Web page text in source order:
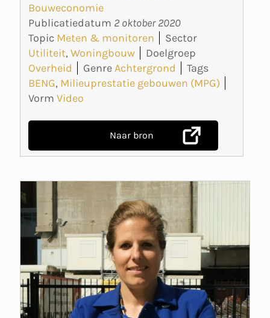
Bouweconomie
Publicatiedatum 2 oktober 2020
Topic Meten & monitoren
Sector
Utiliteit, Woningbouw
Doelgroep
Overheid
GenreAchtergrond
Tags
BENG, Milieuprestatie gebouwen (MPG)
Vorm Video
Naar bron